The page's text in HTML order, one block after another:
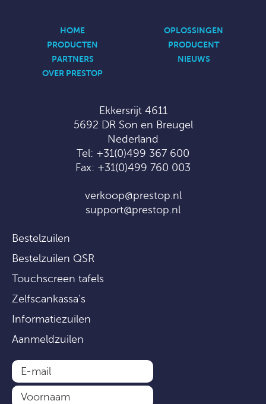
HOME
OPLOSSINGEN
PRODUCTEN
PRODUCENT
PARTNERS
NIEUWS
OVER PRESTOP
Ekkersrijt 4611
5692 DR Son en Breugel
Nederland
Tel: +31(0)499 367 600
Fax: +31(0)499 760 003
verkoop@prestop.nl
support@prestop.nl
Bestelzuilen
Bestelzuilen QSR
Touchscreen tafels
Zelfscankassa’s
Informatiezuilen
Aanmeldzuilen